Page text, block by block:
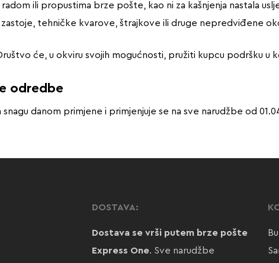
ili propustima brze pošte, kao ni za kašnjenja nastala
zastoje, tehničke kvarove, štrajkove ili druge nepredviđene
će, u okviru svojih mogućnosti, pružiti kupcu podršku u
odredbe
snagu danom primjene i primjenjuje se na sve narudžbe od
DOSTAVA:
Dostava se vrši putem brze pošte
Express One. Sve narudžbe